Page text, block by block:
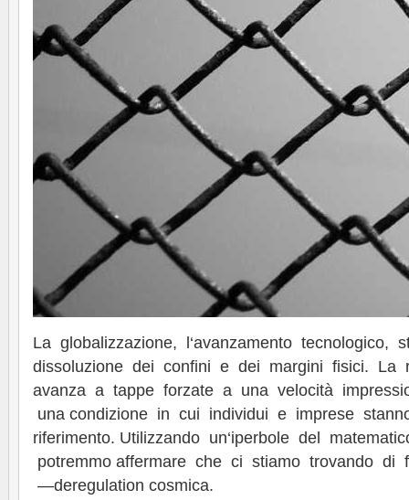
La globalizzazione, l‘avanzamento tecnologico,
dissoluzione dei confini e dei margini fisici. La
avanza a tappe forzate a una velocità
una condizione in cui individui e imprese
riferimento. Utilizzando un‘iperbole del
potremmo affermare che ci stiamo trovando di
―deregulation cosmica.